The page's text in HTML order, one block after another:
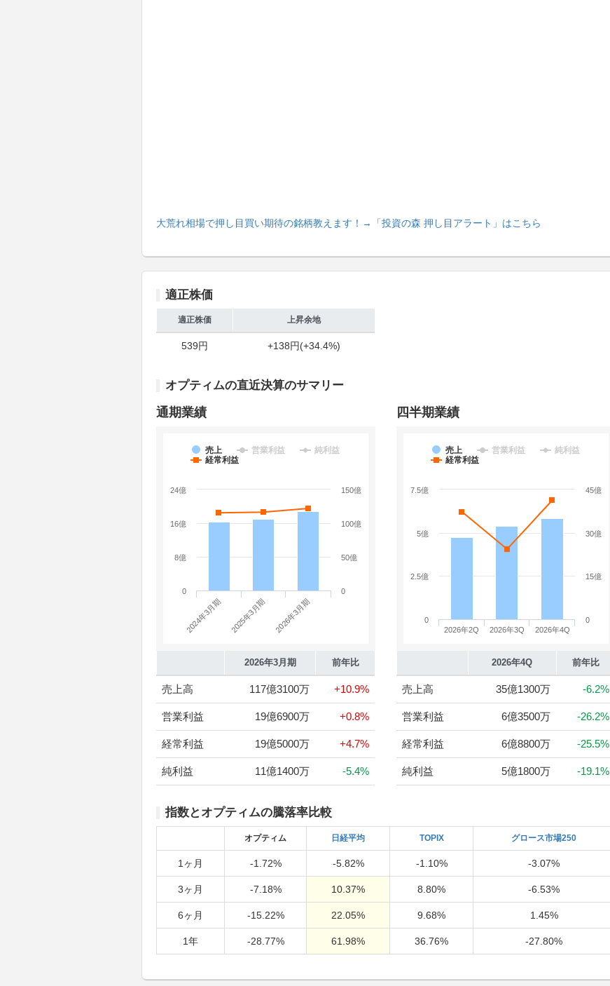
大荒れ相場で押し目買い期待の銘柄教えます！ →「投資の森 押し目アラート」はこちら
適正株価
適正株価 上昇余地
539円 +138円(+34.4%)
オプティムの直近決算のサマリー
通期業績
売上 営業利益
純利益
経常利益
2024年3月期 2025年3月期 2026年3月期
0
50億
100億
150億
0
8億
16億
24億
2026年3月期 前年比
売上高 117億3100万 +10.9%
営業利益 19億6900万 +0.8%
経常利益 19億5000万 +4.7%
純利益 11億1400万 -5.4%
四半期業績
売上 営業利益
純利益
経常利益
2026年2Q 2026年3Q 2026年4Q
0
15億
30億
45億
0
2.5億
5億
7.5億
2026年4Q 前年比
売上高 35億1300万 -6.2%
営業利益 6億3500万 -26.2%
経常利益 6億8800万 -25.5%
純利益 5億1800万 -19.1%
指数とオプティムの騰落率比較
オプティム 日経平均 TOPIX グロース市場250
1ヶ月 -1.72% -5.82% -1.10% -3.07%
3ヶ月 -7.18% 10.37% 8.80% -6.53%
6ヶ月 -15.22% 22.05% 9.68% 1.45%
1年 -28.77% 61.98% 36.76% -27.80%